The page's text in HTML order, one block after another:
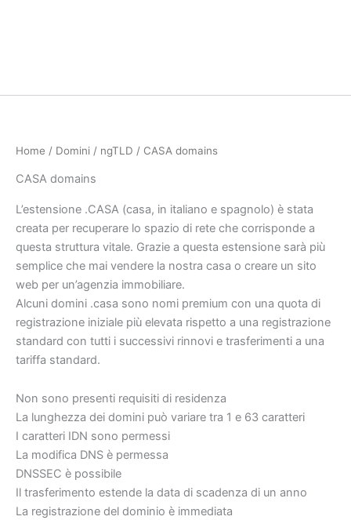
Home / Domini / ngTLD / CASA domains
CASA domains
L’estensione .CASA (casa, in italiano e spagnolo) è stata
creata per recuperare lo spazio di rete che corrisponde a
questa struttura vitale. Grazie a questa estensione sarà più
semplice che mai vendere la nostra casa o creare un sito
web per un’agenzia immobiliare.
Alcuni domini .casa sono nomi premium con una quota di
registrazione iniziale più elevata rispetto a una registrazione
standard con tutti i successivi rinnovi e trasferimenti a una
tariffa standard.
Non sono presenti requisiti di residenza
La lunghezza dei domini può variare tra 1 e 63 caratteri
I caratteri IDN sono permessi
La modifica DNS è permessa
DNSSEC è possibile
Il trasferimento estende la data di scadenza di un anno
La registrazione del dominio è immediata